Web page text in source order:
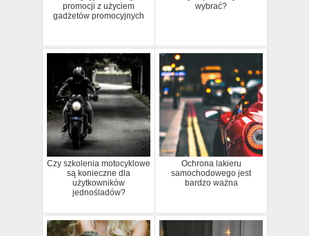
promocji z użyciem
gadżetów promocyjnych
wybrać?
Czy szkolenia motocyklowe
są konieczne dla
użytkowników
jednośladów?
Ochrona lakieru
samochodowego jest
bardzo ważna